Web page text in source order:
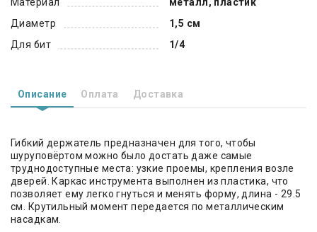
Диаметр
1,5 см
Для бит
1/4
Описание Оплата Доставка
Гибкий держатель предназначен для того, чтобы
шуруповёртом можно было достать даже самые
труднодоступные места: узкие проемы, крепления возле
дверей. Каркас инструмента выполнен из пластика, что
позволяет ему легко гнуться и менять форму, длина - 29.5
см. Крутильный момент передается по металлическим
насадкам.